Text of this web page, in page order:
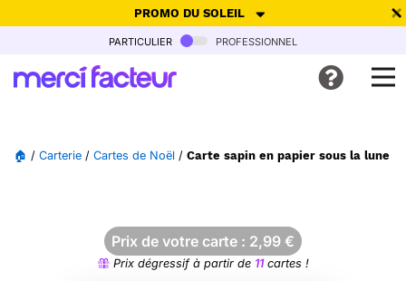
PROMO DU SOLEIL
-30% de réduction avec le code SUMMER26pour envoyer des
Ne plus afficher
particulier professionnel
🏠 / Carterie / Cartes de Noël / Carte sapin en papier sous la lune
Prix de votre carte : 2,99 €
Prix dégressif à partir de 11cartes !